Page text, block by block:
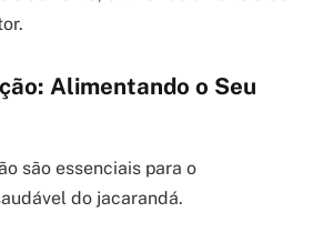
Alimentando o Seu
são essenciais para o
do jacarandá.